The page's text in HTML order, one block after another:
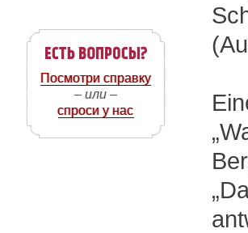
Посмотри справку
– или –
спроси у нас